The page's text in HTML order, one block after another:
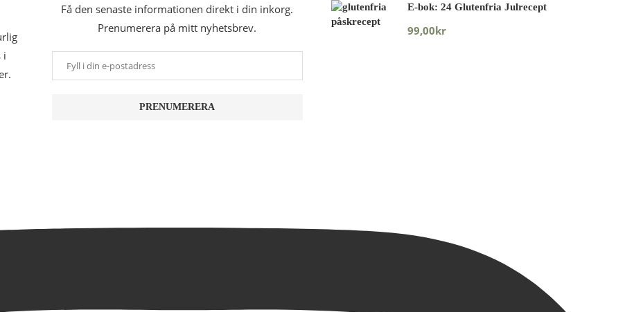
i
Få den senaste informationen direkt i din inkorg.
Prenumerera på mitt nyhetsbrev.
E-bok: 24 Glutenfria Julrecept
99,00kr